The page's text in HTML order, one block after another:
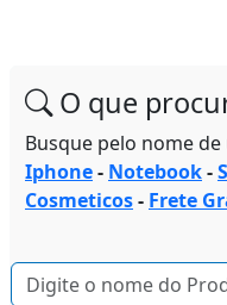
O que
Busque pelo nome de
Iphone- Notebook-
Cosmeticos- Frete